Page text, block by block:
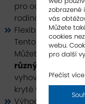
pro odpočinek,
rodinou a přáteli.
Flexibilita designu
Tento typ domu
Můžete si vybrat
různými
vyhovují vašim
kryté verandy -
Výhody
zobrazené
vás
Můžete
cookies
webu.
pro další
Přečíst více